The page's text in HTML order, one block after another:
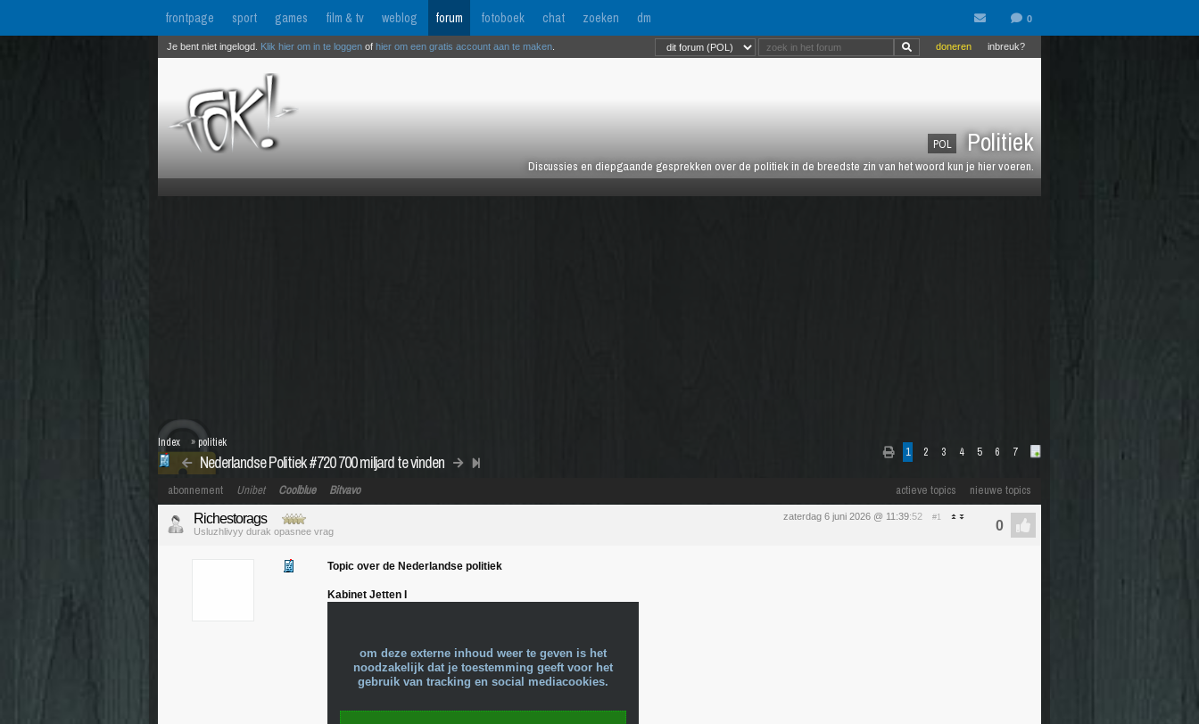
frontpage sport games film & tv weblog forum fotoboek chat zoeken dm
POL Politiek
Discussies en diepgaande gesprekken over de politiek in de breedste zin van het woord kun je hier voeren.
inbreuk?
doneren
Je bent niet ingelogd. Klik hier om in te loggen of hier om een gratis account aan te maken
1 2 3 4 5 6 7
Nederlandse Politiek #720 700 miljard te vinden
Index » politiek
actieve topics nieuwe topics
abonnement Unibet Coolblue Bitvavo
zaterdag 6 juni 2026 @ 11:39:52 #1
Richestorags
Usluzhlivyy durak opasnee vrag
Topic over de Nederlandse politiek
Kabinet Jetten I
om deze externe inhoud weer te geven is het
noodzakelijk dat je toestemming geeft voor het
gebruik van tracking en social mediacookies.